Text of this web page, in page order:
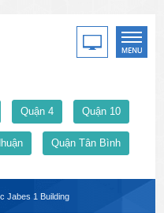
Quận 4 Quận 10
Quận Tân Bình
Jabes 1 Building